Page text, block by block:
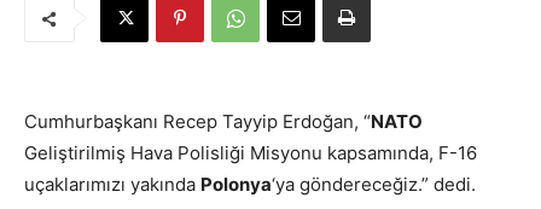
Cumhurbaşkanı Recep Tayyip Erdoğan, “NATO
Geliştirilmiş Hava Polisliği Misyonu kapsamında, F-16
uçaklarımızı yakında Polonya‘ya göndereceğiz.” dedi.